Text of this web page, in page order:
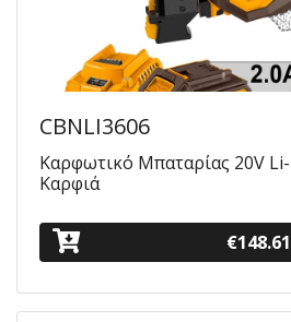
CBNLI3606
Καρφωτικό Μπαταρίας 20V
Καρφιά
€148.61